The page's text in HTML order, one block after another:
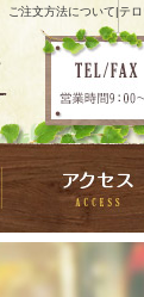
ご注文方法について|テ